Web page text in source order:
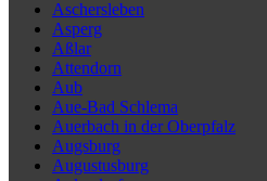
Aschersleben
Asperg
Aßlar
Attendorn
Aub
Aue-Bad Schlema
Auerbach in der Oberpfalz
Augsburg
Augustusburg